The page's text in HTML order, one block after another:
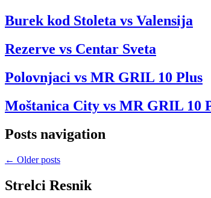
Burek kod Stoleta vs Valensija
Rezerve vs Centar Sveta
Polovnjaci vs MR GRIL 10 Plus
Moštanica City vs MR GRIL 10
Posts navigation
← Older posts
Strelci Resnik